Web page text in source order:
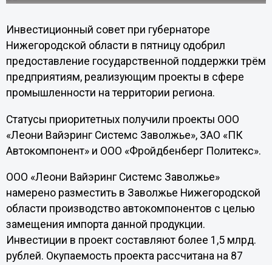
Инвестиционный совет при губернаторе
Нижегородской области в пятницу одобрил
предоставление государственной поддержки трём
предприятиям, реализующим проекты в сфере
промышленности на территории региона.
Статусы приоритетных получили проекты ООО
«Леони Вайэринг Системс Заволжье», ЗАО «ПК
Автокомпонент» и ООО «Фройдбенберг Политекс».
ООО «Леони Вайэринг Системс Заволжье»
намерено разместить в Заволжье Нижегородской
области производство автокомпонентов с целью
замещения импорта данной продукции.
Инвестиции в проект составляют более 1,5 млрд.
рублей. Окупаемость проекта рассчитана на 87